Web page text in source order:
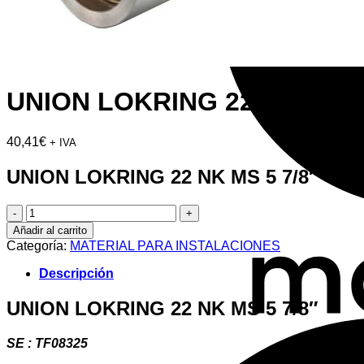
UNION LOKRING 22 NK MS
40,41€ + IVA
UNION LOKRING 22 NK MS 5 7/8″
UNION
LOKRING
22
NK
MS
7/8"
cantidad
Añadir al carrito
Categoría: MATERIAL PARA INSTALACIONES
Descripción
UNION LOKRING 22 NK MS 5 7/8″
SE : TF08325